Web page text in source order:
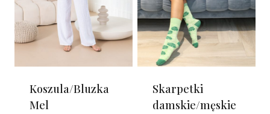
Koszula/Bluzka
Mel
Skarpetki
damskie/męskie